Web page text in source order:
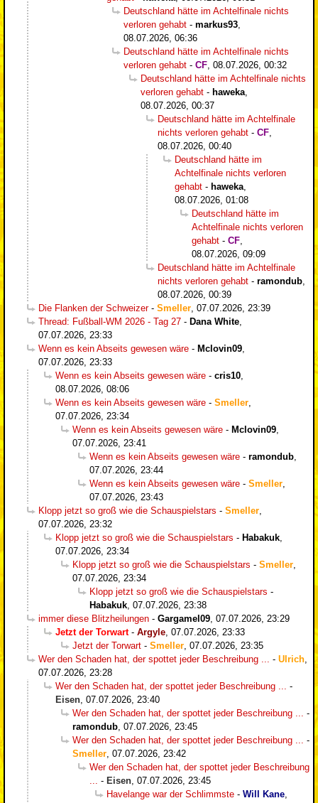
Deutschland hätte im Achtelfinale nichts
verloren gehabt - markus93
08.07.2026, 06:36
Deutschland hätte im Achtelfinale nichts
verloren gehabt - CF 08.07.2026, 00:32
Deutschland hätte im Achtelfinale nichts
verloren gehabt - haweka
08.07.2026, 00:37
Deutschland hätte im Achtelfinale
nichts verloren gehabt - CF
08.07.2026, 00:40
Deutschland hätte im
Achtelfinale nichts verloren
gehabt - haweka
08.07.2026, 01:08
Deutschland hätte im
Achtelfinale nichts verloren
gehabt - CF
08.07.2026, 09:09
Deutschland hätte im Achtelfinale
nichts verloren gehabt - ramondub
08.07.2026, 00:39
Die Flanken der Schweizer- Smeller 07.07.2026, 23:39
Thread: Fußball-WM 2026 - Tag 27 - Dana White
07.07.2026, 23:33
Wenn es kein Abseits gewesen wäre - Mclovin09
07.07.2026, 23:33
Wenn es kein Abseits gewesen wäre - cris10
08.07.2026, 08:06
Wenn es kein Abseits gewesen wäre - Smeller
07.07.2026, 23:34
Wenn es kein Abseits gewesen wäre - Mclovin09
07.07.2026, 23:41
Wenn es kein Abseits gewesen wäre - ramondub
07.07.2026, 23:44
Wenn es kein Abseits gewesen wäre - Smeller
07.07.2026, 23:43
Klopp jetzt so groß wie die Schauspielstars - Smeller
07.07.2026, 23:32
Klopp jetzt so groß wie die Schauspielstars - Habakuk
07.07.2026, 23:34
Klopp jetzt so groß wie die Schauspielstars - Smeller
07.07.2026, 23:34
Klopp jetzt so groß wie die Schauspielstars -
Habakuk 07.07.2026, 23:38
immer diese Blitzheilungen - Gargamel09 07.07.2026, 23:29
Jetzt der Torwart- Argyle 07.07.2026, 23:33
Jetzt der Torwart - Smeller 07.07.2026, 23:35
Wer den Schaden hat, der spottet jeder Beschreibung ...
- Ulrich
07.07.2026, 23:28
Wer den Schaden hat, der spottet jeder Beschreibung ...
-
Eisen 07.07.2026, 23:40
Wer den Schaden hat, der spottet jeder Beschreibung ...
-
ramondub 07.07.2026, 23:45
Wer den Schaden hat, der spottet jeder Beschreibung ...
-
Smeller 07.07.2026, 23:42
Wer den Schaden hat, der spottet jeder Beschreibung
- Eisen 07.07.2026, 23:45
Havelange war der Schlimmste - Will Kane